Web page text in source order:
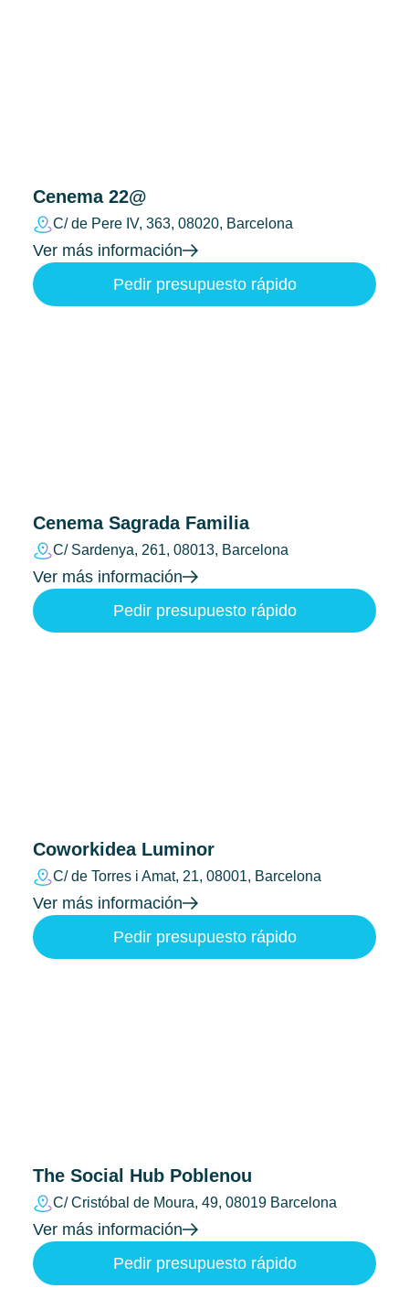
Cenema 22@
C/ de Pere IV, 363, 08020, Barcelona
Ver más información
Pedir presupuesto rápido
Cenema Sagrada Familia
C/ Sardenya, 261, 08013, Barcelona
Ver más información
Pedir presupuesto rápido
Coworkidea Luminor
C/ de Torres i Amat, 21, 08001, Barcelona
Ver más información
Pedir presupuesto rápido
The Social Hub Poblenou
C/ Cristóbal de Moura, 49, 08019 Barcelona
Ver más información
Pedir presupuesto rápido